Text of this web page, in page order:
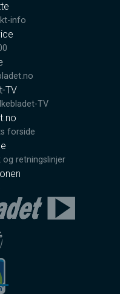
info
TV
TV
forside
og retningslinjer